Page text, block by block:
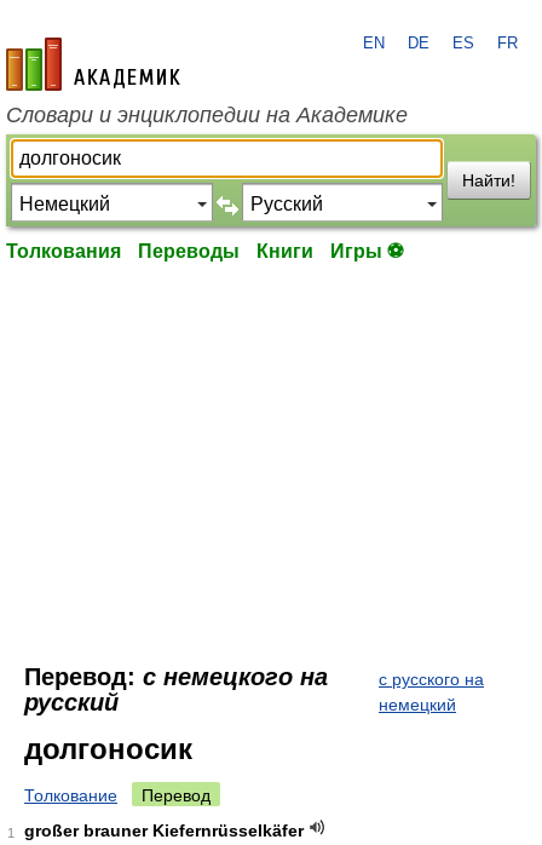
academic.ru
EN DE ES FR
Словари и энциклопедии на Академике
Найти!
Толкования Переводы Книги Игры ⚽
Перевод: с немецкого на
русский
с русского на
немецкий
долгоносик
Толкование Перевод
1
großer brauner Kiefernrüsselkäfer